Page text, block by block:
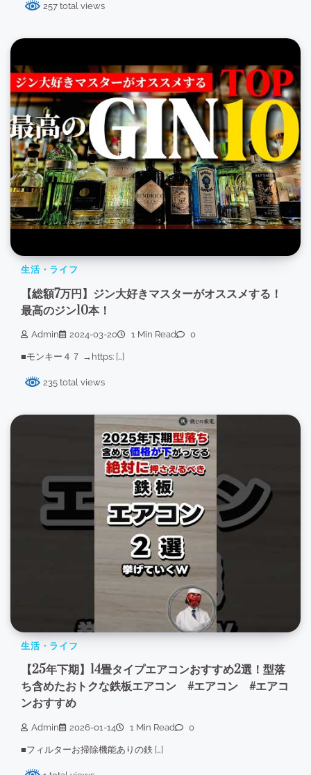
257 total views
生活・ライフ
【総額7万円】ジン大好きマスターがオススメする！
最高のジン10本！
Admin 2024-03-20 1 Min Read 0
■モンキー４７ →https: […]
235 total views
生活・ライフ
【25年下期】14畳タイプエアコンおすすめ2選！型落
ち含めたおトクな鉄板エアコン #エアコン #エアコ
ンおすすめ
Admin 2026-01-14 1 Min Read 0
■フィルターお掃除機能ありの鉄 […]